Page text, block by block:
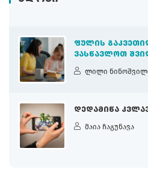
ᲤᲣᲚᲘᲡ
ᲕᲐᲡᲬᲐᲕᲚᲝᲗ
ლილი
ᲓᲔᲓᲐᲛᲘᲬᲐ
მაია ჩაგუნავა